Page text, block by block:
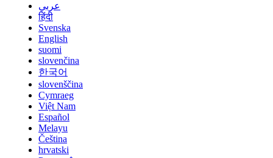
عربي
हिंदी
Svenska
English
suomi
slovenčina
한국어
slovenščina
Cymraeg
Việt Nam
Español
Melayu
Čeština
hrvatski